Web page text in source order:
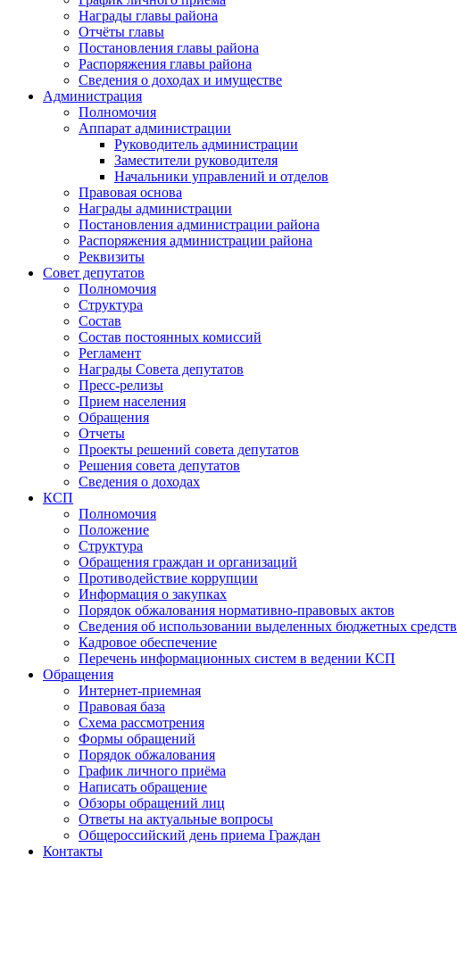
Награды главы района
Отчёты главы
Постановления главы района
Распоряжения главы района
Сведения о доходах и имуществе
Администрация
Полномочия
Аппарат администрации
Руководитель администрации
Заместители руководителя
Начальники управлений и отделов
Правовая основа
Награды администрации
Постановления администрации района
Распоряжения администрации района
Реквизиты
Совет депутатов
Полномочия
Структура
Состав
Состав постоянных комиссий
Регламент
Награды Совета депутатов
Пресс-релизы
Прием населения
Обращения
Отчеты
Проекты решений совета депутатов
Решения совета депутатов
Сведения о доходах
КСП
Полномочия
Положение
Структура
Обращения граждан и организаций
Противодействие коррупции
Информация о закупках
Порядок обжалования нормативно-правовых актов
Сведения об использовании выделенных бюджетных средств
Кадровое обеспечение
Перечень информационных систем в ведении КСП
Обращения
Интернет-приемная
Правовая база
Схема рассмотрения
Формы обращений
Порядок обжалования
График личного приёма
Написать обращение
Обзоры обращений лиц
Ответы на актуальные вопросы
Общероссийский день приема Граждан
Контакты